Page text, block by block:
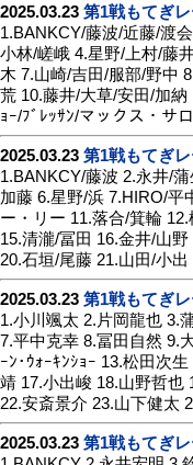
2025.03.23 第1戦もてぎ
1.BANKCY/藤波/近藤/渡
小林/嵯峨 4.星野/上村/藤
木 7.山崎/吉田/服部/野中
荒 10.藤井/大草/安田/加納
ｮｰ/ﾌﾞﾚｯｻﾝ/マックス・サ
2025.03.23 第1戦もてぎ
1.BANKCY/藤波 2.永井/
加藤 6.星野/浜 7.HIRO/平
ー・リー 11.落合/箕輪
15.清瀧/冨田 16.金井/山
20.石垣/尾藤 21.山田/小出
2025.03.23 第1戦もてぎ
1.小川颯太 2.片岡龍也 3.
7.平中克幸 8.冨田自然 9.
ｰﾝ･ｳｫｰｷﾝｼｮｰ 13.松田次
靖 17.小出峻 18.山野哲也
22.安斎景介 23.山下健太
2025.03.23 第1戦もてぎ